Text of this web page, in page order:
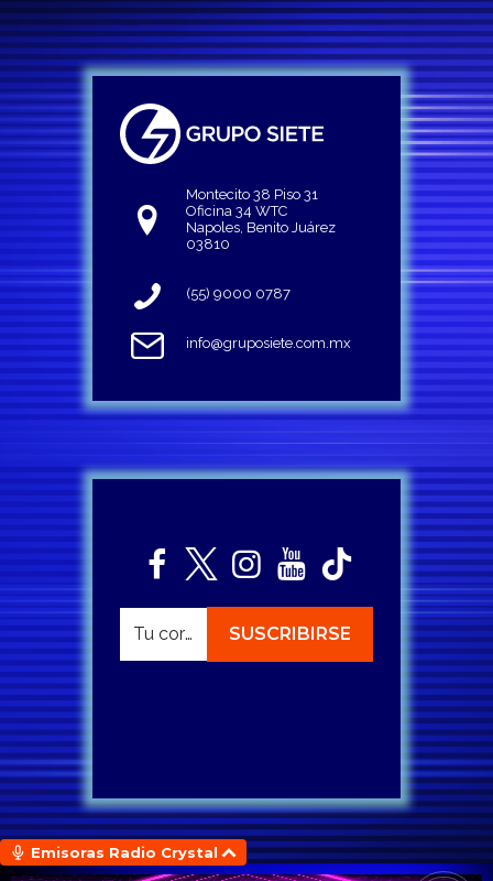
Montecito 38 Piso 31
Oficina 34 WTC
Napoles, Benito Juárez
03810
(55) 9000 0787
info@gruposiete.com.mx
Emisoras Radio Crystal